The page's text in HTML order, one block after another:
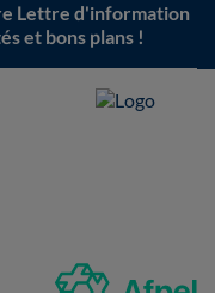
Lettre d'information
et bons plans !